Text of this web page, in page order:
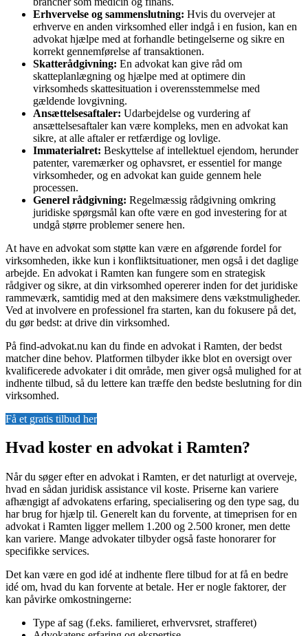
Erhvervelse og sammenslutning: Hvis du overvejer at
erhverve en anden virksomhed eller indgå i en fusion, kan en
advokat hjælpe med at forhandle betingelserne og sikre en
korrekt gennemførelse af transaktionen.
Skatterådgivning: En advokat kan give råd om
skatteplanlægning og hjælpe med at optimere din
virksomheds skattesituation i overensstemmelse med
gældende lovgivning.
Ansættelsesaftaler: Udarbejdelse og vurdering af
ansættelsesaftaler kan være kompleks, men en advokat kan
sikre, at alle aftaler er retfærdige og lovlige.
Immaterialret: Beskyttelse af intellektuel ejendom, herunder
patenter, varemærker og ophavsret, er essentiel for mange
virksomheder, og en advokat kan guide gennem hele
processen.
Generel rådgivning: Regelmæssig rådgivning omkring
juridiske spørgsmål kan ofte være en god investering for at
undgå større problemer senere hen.
At have en advokat som støtte kan være en afgørende fordel for
virksomheden, ikke kun i konfliktsituationer, men også i det daglige
arbejde. En advokat i Ramten kan fungere som en strategisk
rådgiver og sikre, at din virksomhed opererer inden for det juridiske
rammeværk, samtidig med at den maksimere dens vækstmuligheder.
Ved at involvere en professionel fra starten, kan du fokusere på det,
du gør bedst: at drive din virksomhed.
På find-advokat.nu kan du finde en advokat i Ramten, der bedst
matcher dine behov. Platformen tilbyder ikke blot en oversigt over
kvalificerede advokater i dit område, men giver også mulighed for at
indhente tilbud, så du lettere kan træffe den bedste beslutning for din
virksomhed.
Få et gratis tilbud her
Hvad koster en advokat i Ramten?
Når du søger efter en advokat i Ramten, er det naturligt at overveje,
hvad en sådan juridisk assistance vil koste. Priserne kan variere
afhængigt af advokatens erfaring, specialisering og den type sag, du
har brug for hjælp til. Generelt kan du forvente, at timeprisen for en
advokat i Ramten ligger mellem 1.200 og 2.500 kroner, men dette
kan variere. Mange advokater tilbyder også faste honorarer for
specifikke services.
Det kan være en god idé at indhente flere tilbud for at få en bedre
idé om, hvad du kan forvente at betale. Her er nogle faktorer, der
kan påvirke omkostningerne:
Type af sag (f.eks. familieret, erhvervsret, strafferet)